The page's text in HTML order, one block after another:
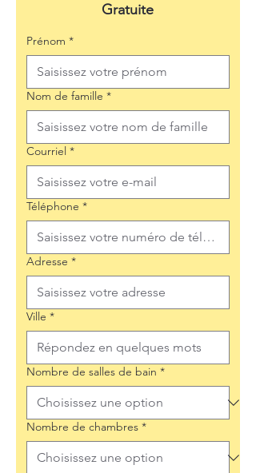
Gratuite
Prénom *
Nom de famille *
Courriel *
Téléphone *
Adresse *
Ville *
Nombre de salles de bain *
Nombre de chambres *